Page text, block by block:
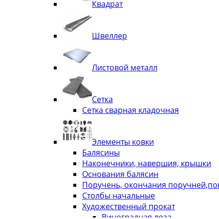
Квадрат
Швеллер
Листовой металл
Сетка
Сетка сварная кладочная
Элементы ковки
Балясины
Наконечники, навершия, крышки
Основания балясин
Поручень, окончания
Столбы начальные
Художественный прокат